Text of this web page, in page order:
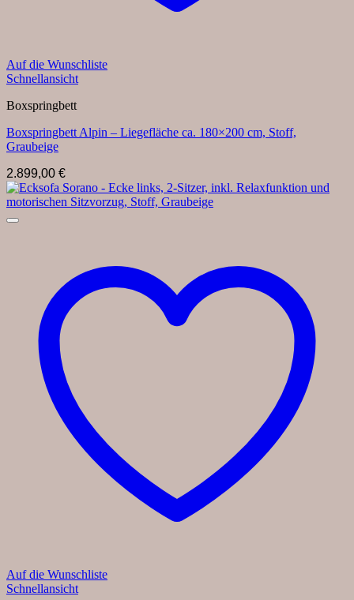
Auf die Wunschliste
Schnellansicht
Boxspringbett
Boxspringbett Alpin – Liegefläche ca. 180×200 cm, Stoff,
Graubeige
2.899,00 €
Auf die Wunschliste
Schnellansicht